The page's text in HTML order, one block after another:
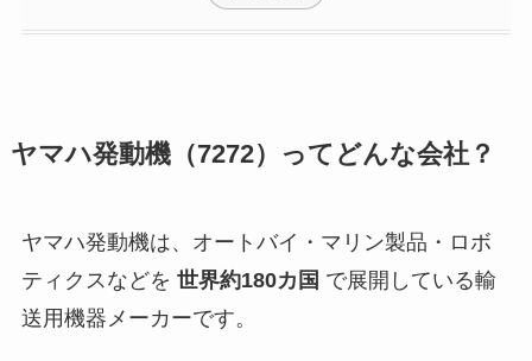
ヤマハ発動機（7272）ってどんな会社？
ヤマハ発動機は、オートバイ・マリン製品・ロボ
ティクスなどを 世界約180カ国 で展開している輸
送用機器メーカーです。